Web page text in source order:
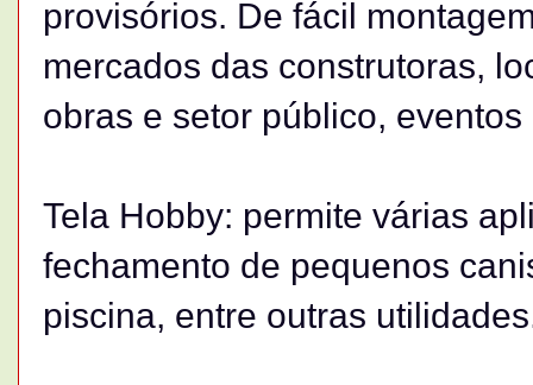
provisórios. De fácil
mercados das construtoras,
obras e setor público,
Tela Hobby: permite várias
fechamento de pequenos
piscina, entre outras